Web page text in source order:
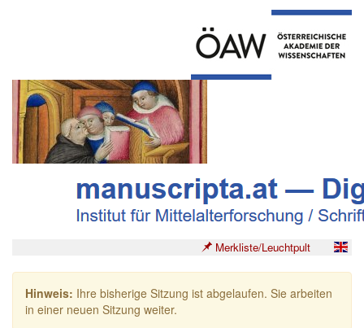
Merkliste/Leuchtpult
Hinweis: Ihre bisherige Sitzung ist abgelaufen. Sie arbeiten
in einer neuen Sitzung weiter.